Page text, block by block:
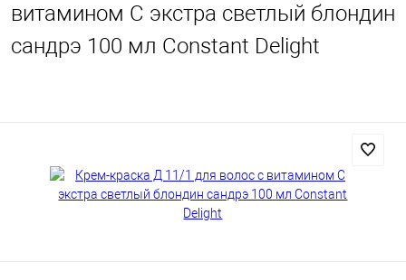
витамином С экстра светлый блондин
сандрэ 100 мл Constant Delight